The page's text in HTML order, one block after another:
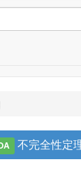
不完全性定